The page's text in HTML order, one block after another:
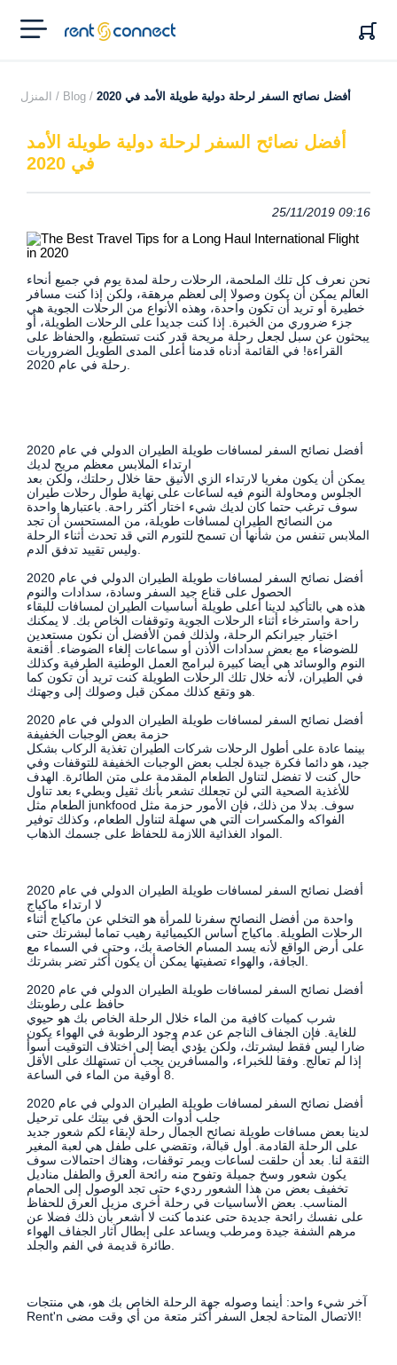
RENT'N
CONNECT
المنزل / Blog / أفضل نصائح السفر لرحلة دولية طويلة الأمد في 2020
أفضل نصائح السفر لرحلة دولية طويلة الأمد
في 2020
25/11/2019 09:16
نحن نعرف كل تلك الملحمة، الرحلات رحلة لمدة يوم في جميع أنحاء
العالم يمكن أن يكون وصولا إلى لعظم مرهقة، ولكن إذا كنت مسافر
خطيرة أو تريد أن تكون واحدة، وهذه الأنواع من الرحلات الجوية هي
جزء ضروري من الخبرة. إذا كنت جديدا على الرحلات الطويلة، أو
يبحثون عن سبل لجعل رحلة مريحة قدر كنت تستطيع، والحفاظ على
القراءة! في القائمة أدناه قدمنا ​​أعلى المدى الطويل الضروريات
أفضل نصائح السفر لمسافات طويلة الطيران الدولي في عام 2020
ارتداء الملابس معظم مريح لديك
يمكن أن يكون مغريا لارتداء الزي الأنيق حقا خلال رحلتك، ولكن بعد
الجلوس ومحاولة النوم فيه لساعات على نهاية طوال رحلات طيران
سوف ترغب حتما كان لديك شيء اختار أكثر راحة. باعتبارها واحدة
من النصائح الطيران لمسافات طويلة، من المستحسن أن تجد
الملابس تنفس من شأنها أن تسمح للتورم التي قد تحدث أثناء الرحلة
أفضل نصائح السفر لمسافات طويلة الطيران الدولي في عام 2020
الحصول على قناع جيد السفر وسادة، سدادات والنوم
هذه هي بالتأكيد لدينا أعلى طويلة أساسيات الطيران لمسافات للبقاء
راحة واسترخاء أثناء الرحلات الجوية وتوقفات الخاص بك. لا يمكنك
اختيار جيرانكم الرحلة، ولذلك فمن الأفضل أن نكون مستعدين
للضوضاء مع بعض سدادات الأذن أو سماعات إلغاء الضوضاء. أقنعة
النوم والوسائد هي أيضا كبيرة لبرامج العمل الوطنية الطرفية وكذلك
في الطيران، لأنه خلال تلك الرحلات الطويلة كنت تريد أن تكون كما
أفضل نصائح السفر لمسافات طويلة الطيران الدولي في عام 2020
حزمة بعض الوجبات الخفيفة
بينما عادة على أطول الرحلات شركات الطيران تغذية الركاب بشكل
جيد، هو دائما فكرة جيدة لجلب بعض الوجبات الخفيفة للتوقفات وفي
حال كنت لا تفضل لتناول الطعام المقدمة على متن الطائرة. الهدف
للأغذية الصحية التي لن تجعلك تشعر بأنك ثقيل وبطيء بعد تناول
الطعام مثل junkfood سوف. بدلا من ذلك، فإن الأمور حزمة مثل
الفواكه والمكسرات التي هي سهلة لتناول الطعام، وكذلك توفير
أفضل نصائح السفر لمسافات طويلة الطيران الدولي في عام 2020
لا ارتداء ماكياج
واحدة من أفضل النصائح سفرنا للمرأة هو التخلي عن ماكياج أثناء
الرحلات الطويلة. ماكياج أساس الكيميائية رهيب تماما لبشرتك حتى
على أرض الواقع لأنه يسد المسام الخاصة بك، وحتى في السماء مع
أفضل نصائح السفر لمسافات طويلة الطيران الدولي في عام 2020
حافظ على رطوبتك
شرب كميات كافية من الماء خلال الرحلة الخاص بك هو حيوي
للغاية. فإن الجفاف الناجم عن عدم وجود الرطوبة في الهواء يكون
ضارا ليس فقط لبشرتك، ولكن يؤدي أيضا إلى اختلاف التوقيت أسوأ
إذا لم تعالج. وفقا للخبراء، والمسافرين يجب أن تستهلك على الأقل
أفضل نصائح السفر لمسافات طويلة الطيران الدولي في عام 2020
جلب أدوات الحق في بيتك على ترحيل
لدينا بعض مسافات طويلة نصائح الجمال رحلة لإبقاء لكم شعور جديد
على الرحلة القادمة. أول قبالة، وتقضي على طفل هي لعبة المغير
الثقة لنا. بعد أن حلقت لساعات ويمر توقفات، وهناك احتمالات سوف
يكون شعور وسخ جميلة وتفوح منه رائحة العرق والطفل مناديل
تخفيف بعض من هذا الشعور رديء حتى تجد الوصول إلى الحمام
المناسب. بعض الأساسيات في رحلة أخرى مزيل العرق للحفاظ
على نفسك رائحة جديدة حتى عندما كنت لا أشعر بأن ذلك فضلا عن
مرهم الشفة جيدة ومرطب ويساعد على إبطال آثار الجفاف الهواء
آخر شيء واحد: أينما وصوله جهة الرحلة الخاص بك هو، هي منتجات
Rent'n الاتصال المتاحة لجعل السفر أكثر متعة من أي وقت مضى!